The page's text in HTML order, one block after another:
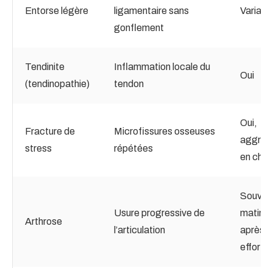
Entorse légère
ligamentaire sans
gonflement
Tendinite
(tendinopathie)
Inflammation locale du
tendon
Oui
Fracture de
stress
Microfissures osseuses
répétées
Oui,
en
Arthrose
Usure progressive de
l’articulation
matin
après
effort